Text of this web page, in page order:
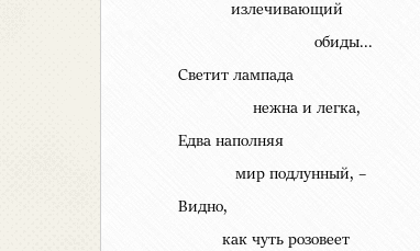
излечивающий
обиды...
Светит лампада
нежна и легка,
Едва наполняя
мир подлунный, –
Видно,
как чуть розовеет